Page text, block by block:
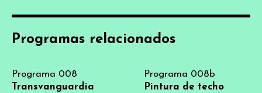
Programas relacionados
Programa 008
Transvanguardia
Programa 008b
Pintura de techo